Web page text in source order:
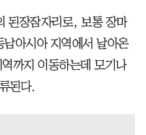
된장잠자리로, 보통 장마
아시아 지역에서 날아온
까지 이동하는데 모기나
된다.